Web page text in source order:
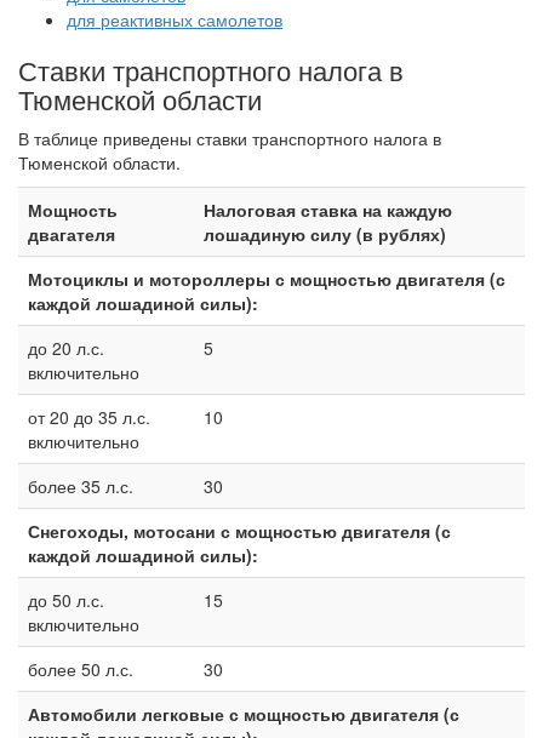
для реактивных самолетов
Ставки транспортного налога в
Тюменской области
В таблице приведены ставки транспортного налога в
Тюменской области.
Мощность
двагателя
Налоговая ставка на каждую
лошадиную силу (в рублях)
Мотоциклы и мотороллеры с мощностью двигателя (с
каждой лошадиной силы):
до 20 л.с.
включительно
5
от 20 до 35 л.с.
включительно
10
более 35 л.с.
30
Снегоходы, мотосани с мощностью двигателя (с
каждой лошадиной силы):
до 50 л.с.
включительно
15
более 50 л.с.
30
Автомобили легковые с мощностью двигателя (с